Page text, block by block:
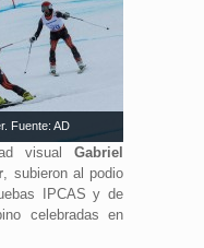
Fuente: AD
visual Gabriel
, subieron al podio
IPCAS y de
celebradas en